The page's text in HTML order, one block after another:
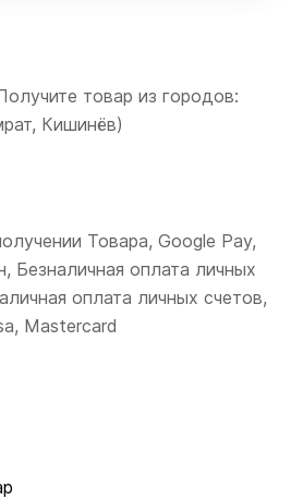
товар из городов:
Кишинёв)
Товара, Google Pay,
Безналичная оплата личных
оплата личных счетов,
Mastercard